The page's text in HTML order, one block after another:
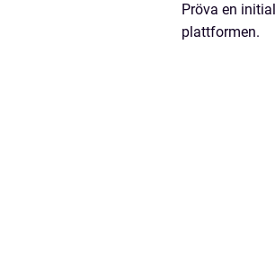
Pröva en
plattformen.